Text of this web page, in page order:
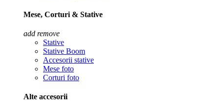
Mese, Corturi & Stative
add remove
Stative
Stative Boom
Accesorii stative
Mese foto
Corturi foto
Alte accesorii